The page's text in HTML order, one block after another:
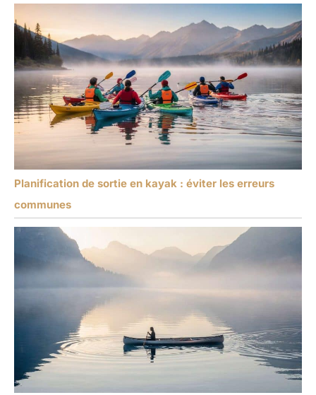
Planification de sortie en kayak : éviter les erreurs
communes